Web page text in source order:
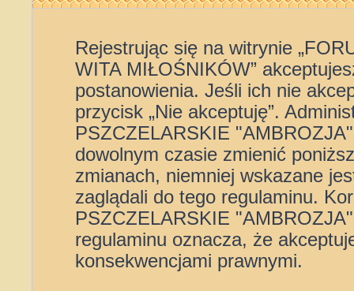
Rejestrując się na witrynie
WITA MIŁOŚNIKÓW”
postanowienia. Jeśli ich nie
przycisk „Nie akceptuję”.
PSZCZELARSKIE
dowolnym czasie zmienić
zmianach, niemniej wskazane
zaglądali do tego regulaminu.
PSZCZELARSKIE
regulaminu oznacza, że
konsekwencjami prawnymi.